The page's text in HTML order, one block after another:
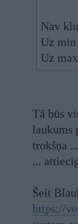
Nav
Uz min
Uz
Tā būs
laukums
trokšņa
...
Šeit
https://